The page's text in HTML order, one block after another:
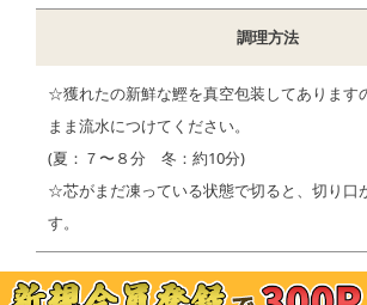
調理方法
☆獲れたの新鮮な鰹を真空包装してあります
まま流水につけてください。
(夏：７〜８分 冬：約10分)
☆芯がまだ凍っている状態で切ると、切り口
す。